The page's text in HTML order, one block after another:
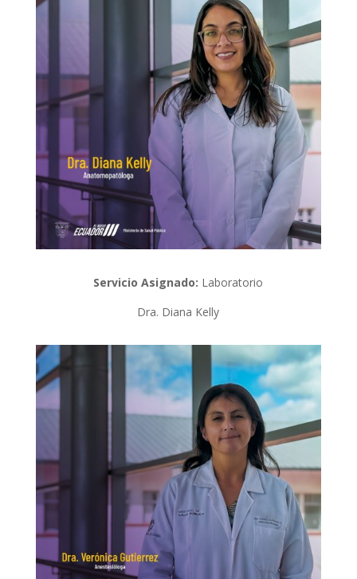
Servicio Asignado: Laboratorio
Dra. Diana Kelly